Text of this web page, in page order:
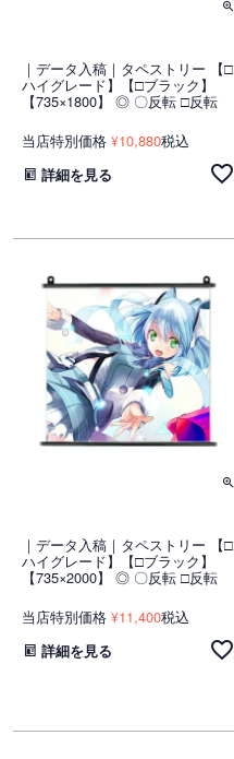
｜データ入稿｜タペストリー 【□
ハイグレード】【□ブラック】
【735×1800】 ◎ 〇反転 □反転
当店特別価格 ¥10,880税込
詳細を見る
｜データ入稿｜タペストリー 【□
ハイグレード】【□ブラック】
【735×2000】 ◎ 〇反転 □反転
当店特別価格 ¥11,400税込
詳細を見る